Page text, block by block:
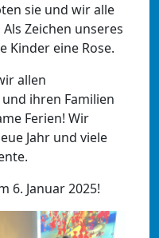
sie und wir alle
Zeichen unseres
Kinder eine Rose.
allen
ihren Familien
Ferien! Wir
Jahr und viele
6. Januar 2025!